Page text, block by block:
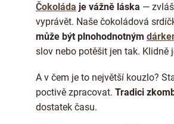
Čokoláda je vážně láska —
vyprávět. Naše čokoládová
může být plnohodnotným
slov nebo potěšit jen tak. Klidně
A v čem je to největší kouzlo?
poctivě zpracovat. Tradici
dostatek času.